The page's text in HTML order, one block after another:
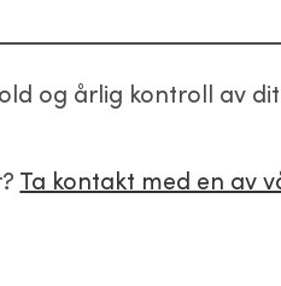
og årlig kontroll av
Ta kontakt med en av